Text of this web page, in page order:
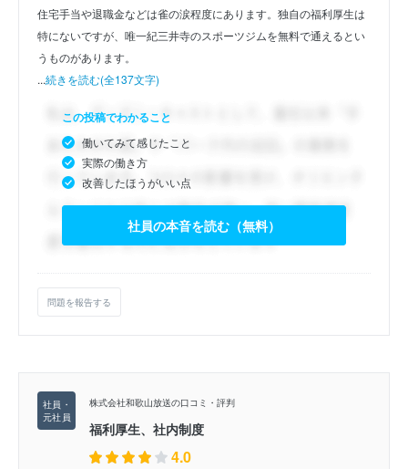
住宅手当や退職金などは雀の涙程度にあります。独自の福利厚生は
特にないですが、唯一紀三井寺のスポーツジムを無料で通えるとい
うものがあります。
...続きを読む(全137文字)
この投稿でわかること
働いてみて感じたこと
実際の働き方
改善したほうがいい点
社員の本音を読む（無料）
問題を報告する
株式会社和歌山放送の口コミ・評判
福利厚生、社内制度
4.0